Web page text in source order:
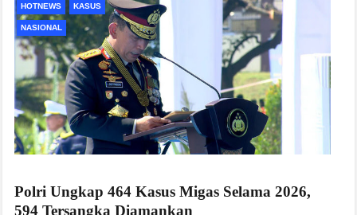
HOTNEWS KASUS
NASIONAL
Polri Ungkap 464 Kasus Migas Selama 2026,
594 Tersangka Diamankan